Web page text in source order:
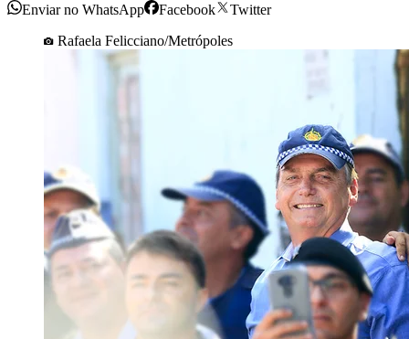
Enviar no WhatsApp Facebook
Twitter
Rafaela Felicciano/Metrópoles